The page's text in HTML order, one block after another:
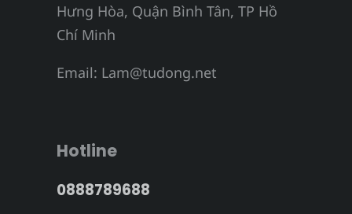
Hưng Hòa, Quận Bình Tân, TP Hồ
Chí Minh
Email: Lam@tudong.net
Hotline
0888789688